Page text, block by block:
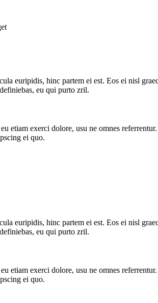
euripidis, hinc partem ei est. Eos ei nisl
eu qui purto zril.
etiam exerci dolore, usu ne omnes
ei quo.
euripidis, hinc partem ei est. Eos ei nisl
eu qui purto zril.
etiam exerci dolore, usu ne omnes
ei quo.